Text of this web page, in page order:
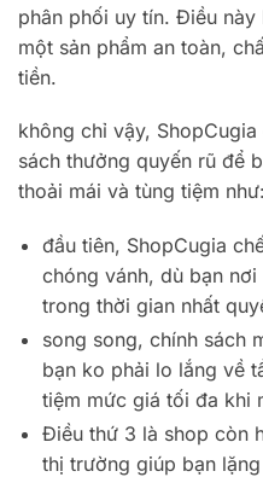
phân phối uy tín. Điều
một sản phẩm an toàn,
tiền.
không chỉ vậy,
sách thưởng quyến rũ để
thoải mái và tùng tiệm như:
đầu tiên, ShopCugia
chóng vánh, dù bạn
trong thời gian nhất
song song, chính sách
bạn ko phải lo lắng về
tiệm mức giá tối đa khi
Điều thứ 3 là shop còn
thị trường giúp bạn